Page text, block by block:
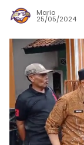
Mario
25/05/2024